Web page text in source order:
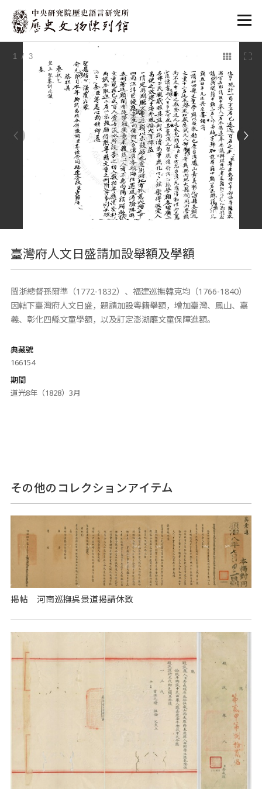
:::
1 / 3
臺灣府人文日盛請加設舉額及學額
閩浙總督孫爾準（1772-1832）、福建巡撫韓克均（1766-1840）
因轄下臺灣府人文日盛，題請加設粵籍舉額，增加臺灣、鳳山、嘉
義、彰化四縣文童學額，以及訂定澎湖廳文童保障進額。
典藏號
166154
期間
道光8年（1828）3月
その他のコレクションアイテム
掲帖 河南巡撫呉景道掲請休致